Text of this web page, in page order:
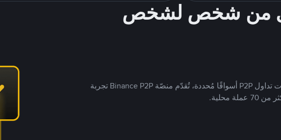
من شخص لشخص
بينما تستهدف العديد من منصّات تداول P2P أسواقًا مُحددة، تُقدّم منصّة Binance P2P تجربة
محلية.